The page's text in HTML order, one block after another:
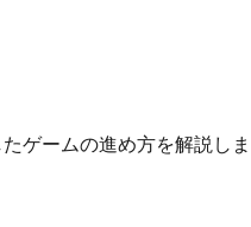
ゲームの進め方を解説しま